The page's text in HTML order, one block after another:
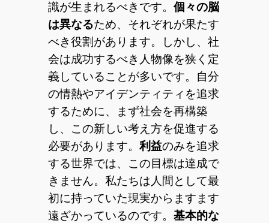
識が生まれるべきです。 個々の脳
は異なるため、それぞれが果たす
べき役割があります。しかし、社
会は成功するべき人物像を狭く定
義していることが多いです。自分
の情熱やアイデンティティを追求
するために、まず社会を再構築
し、この新しい考え方を促進する
必要があります。利益のみを追求
する世界では、この目標は達成で
きません。私たちは人間として最
初に持っていた現実からますます
遠ざかっているのです。 基本的な